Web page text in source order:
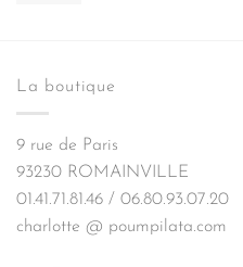
La boutique
9 rue de Paris
93230 ROMAINVILLE
01.41.71.81.46 / 06.80.93.07.20
charlotte @ poumpilata.com